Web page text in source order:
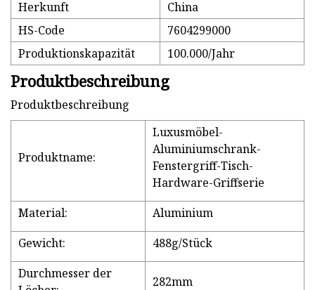
Herkunft
China
HS-Code
7604299000
Produktionskapazität
100.000/Jahr
Produktbeschreibung
Produktbeschreibung
Produktname:
Luxusmöbel-
Aluminiumschrank-
Fenstergriff-Tisch-
Hardware-Griffserie
Material:
Aluminium
Gewicht:
488g/Stück
Durchmesser der
282mm